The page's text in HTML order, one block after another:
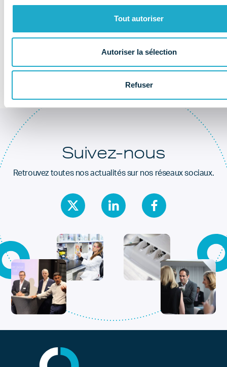
Tout autoriser
Autoriser la sélection
Refuser
Au coeur de la
santé dentaire
Suivez-nous
Retrouvez toutes nos actualités sur nos réseaux sociaux.